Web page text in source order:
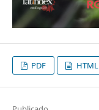
PDF HTML